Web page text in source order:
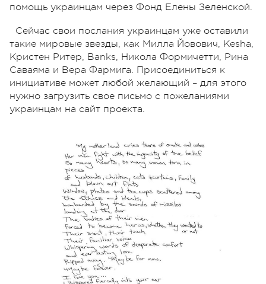
помощь украинцам через Фонд Елены Зеленской.
Сейчас свои послания украинцам уже оставили
такие мировые звезды, как Милла Йовович, Kesha,
Кристен Ритер, Banks, Никола Формичетти, Рина
Саваяма и Вера Фармига. Присоединиться к
инициативе может любой желающий – для этого
нужно загрузить свое письмо с пожеланиями
украинцам на сайт проекта.